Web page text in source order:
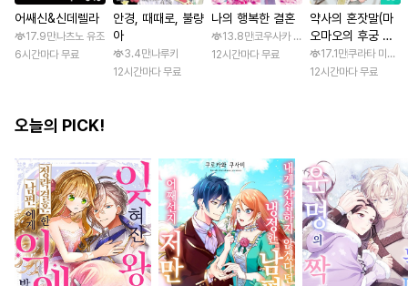
어쌔신&신데렐라
17.9만나츠노 유조
6시간마다 무료
안경, 때때로, 불량
아
3.4만나루키
12시간마다 무료
나의 행복한 결혼
13.8만코우사카 리토 / 아기토기 아쿠미
12시간마다 무료
약사의 혼잣말(마
오마오의 후궁 수
수께끼 풀이수첩)
17.1만쿠라타 미노
12시간마다 무료
오늘의 PICK!